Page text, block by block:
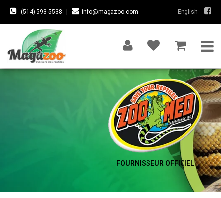
(514) 593-5538 info@magazoo.com English
FOURNISSEUR OFFICIEL